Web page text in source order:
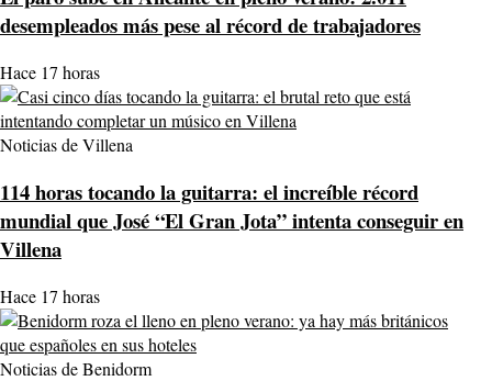
desempleados más pese al récord de trabajadores
Hace 17 horas
Noticias de Villena
114 horas tocando la guitarra: el increíble récord
mundial que José “El Gran Jota” intenta conseguir en
Villena
Hace 17 horas
Noticias de Benidorm